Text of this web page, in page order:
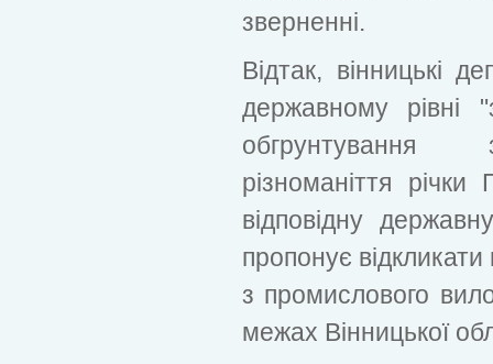
зверненні.
Відтак, вінницькі
державному рівні
обгрунтування
різноманіття
відповідну
пропонує відкликати
з промислового
межах Вінницької